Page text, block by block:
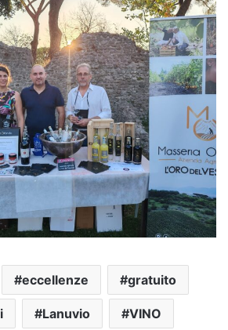
eccellenze gratuito
Lanuvio VINO